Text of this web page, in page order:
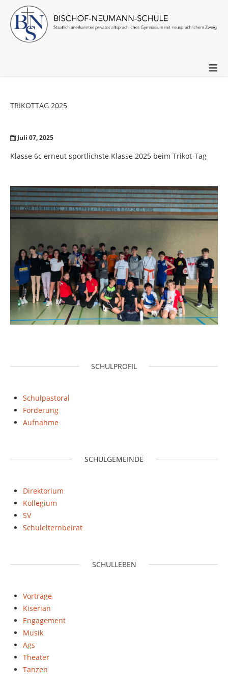
≡
TRIKOTTAG 2025
Juli 07, 2025
Klasse 6c erneut sportlichste Klasse 2025 beim Trikot-Tag
SCHULPROFIL
Schulpastoral
Förderung
Aufnahme
SCHULGEMEINDE
Direktorium
Kollegium
SV
Schulelternbeirat
SCHULLEBEN
Vorträge
Kiserian
Engagement
Musik
Ags
Theater
Tanzen